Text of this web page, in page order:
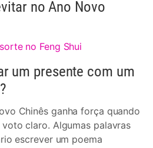
no Ano Novo
no Feng Shui
um presente com um
Chinês ganha força quando
claro. Algumas palavras
escrever um poema